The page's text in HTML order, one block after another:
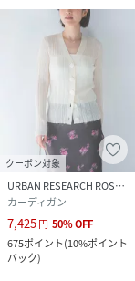
伸縮性 : ややあり
裏地 : なし
光沢 : なし
ポケット : なし
性別タイプ
原産国
素材
サイズ
クーポン対象
URBAN RESEARCH ROSSO
カーディガン
7,425円 50%OFF
675ポイント(10%ポイント
バック)